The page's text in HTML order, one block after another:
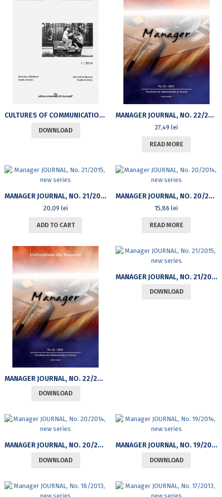
CULTURES OF COMMUNICATION / CULTURES DE LA COMMUNICATION, 1/2016
DOWNLOAD
MANAGER JOURNAL, NO. 22/2015, NEW SERIES
27,49lei
READ MORE
MANAGER JOURNAL, NO. 21/2015, NEW SERIES
20,09lei
ADD TO CART
MANAGER JOURNAL, NO. 20/2014, NEW SERIES
15,86lei
READ MORE
MANAGER JOURNAL, NO. 22/2015, NEW SERIES
DOWNLOAD
MANAGER JOURNAL, NO. 21/2015, NEW SERIES
DOWNLOAD
MANAGER JOURNAL, NO. 20/2014, NEW SERIES
DOWNLOAD
MANAGER JOURNAL, NO. 19/2014, NEW SERIES
DOWNLOAD